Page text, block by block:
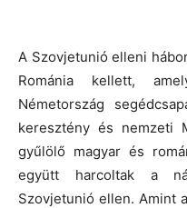
A Szovjetunió elleni
Románia kellett,
Németország
keresztény és nemzeti
gyűlölő magyar és
együtt harcoltak a
Szovjetunió ellen. Amint